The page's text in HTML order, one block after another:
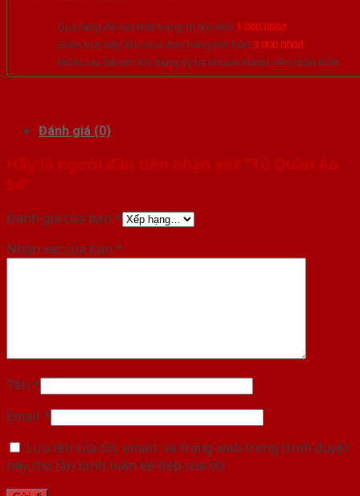
Quà tặng đồ nội thất trang trí lên đến 1.000.000đ
Giảm trực tiếp khi mua đơn hàng lớn hơn 3.000.000đ
Nhiều ưu đãi lớn khi đăng ký tài khoản thành viên thân thiết
Đánh giá (0)
Hãy là người đầu tiên nhận xét “Tủ Quần Áo
54”
Đánh giá của bạn *
Nhận xét của bạn *
Tên *
Email *
Lưu tên của tôi, email, và trang web trong trình duyệt
này cho lần bình luận kế tiếp của tôi.